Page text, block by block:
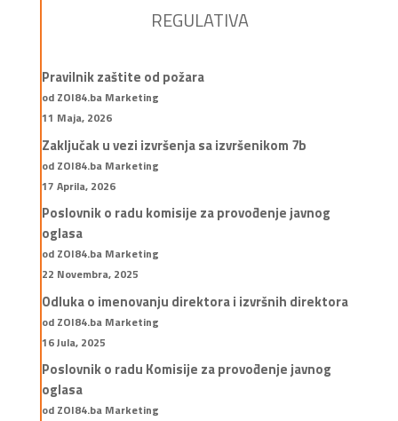
REGULATIVA
Pravilnik zaštite od požara
od ZOI84.ba Marketing
11 Maja, 2026
Zaključak u vezi izvršenja sa izvršenikom 7b
od ZOI84.ba Marketing
17 Aprila, 2026
Poslovnik o radu komisije za provođenje javnog
oglasa
od ZOI84.ba Marketing
22 Novembra, 2025
Odluka o imenovanju direktora i izvršnih direktora
od ZOI84.ba Marketing
16 Jula, 2025
Poslovnik o radu Komisije za provođenje javnog
oglasa
od ZOI84.ba Marketing